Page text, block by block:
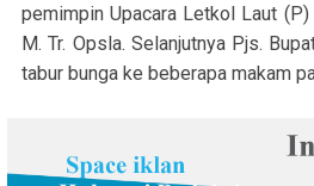
pemimpin Upacara Letkol Laut (P)
M. Tr. Opsla. Selanjutnya Pjs.
tabur bunga ke beberapa makam